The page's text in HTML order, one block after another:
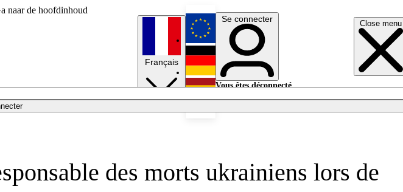
naar de hoofdinhoud
Close menu
Français
English
Deutsch
Se connecter
Vous êtes déconnecté.
des morts ukrainiens lors de